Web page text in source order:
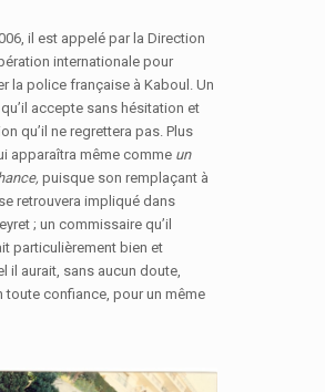
il est appelé par la Direction
internationale pour
la police française à Kaboul. Un
accepte sans hésitation et
qu’il ne regrettera pas. Plus
apparaîtra même comme un
puisque son remplaçant à
retrouvera impliqué dans
; un commissaire qu’il
particulièrement bien et
il aurait, sans aucun doute,
toute confiance, pour un même